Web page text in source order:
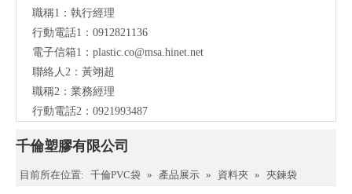
職稱1：執行經理
行動電話1：0912821136
電子信箱1： plastic.co@msa.hinet.net
聯絡人2：黃翊超
職稱2：業務經理
行動電話2：0921993487
千倫塑膠有限公司
目前所在位置: 千倫PVC袋 » 產品展示 » 資料夾 » 夾鍊袋